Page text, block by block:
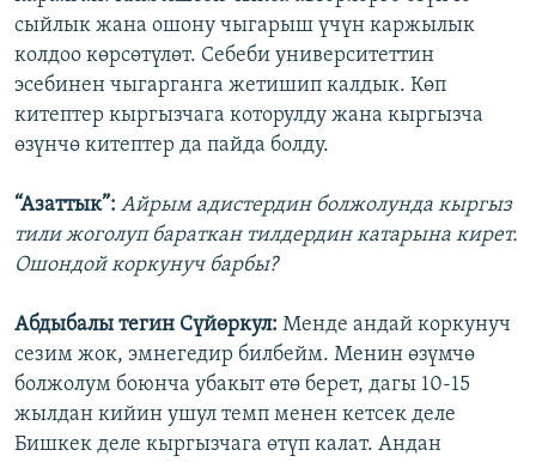
сыйлык жана ошону чыгарыш үчүн каржылык
колдоо көрсөтүлөт. Себеби университеттин
эсебинен чыгарганга жетишип калдык. Көп
китептер кыргызчага которулду жана кыргызча
өзүнчө китептер да пайда болду.
“Азаттык”: Айрым адистердин болжолунда кыргыз
тили жоголуп бараткан тилдердин катарына кирет.
Ошондой коркунуч барбы?
Абдыбалы тегин Сүйөркул: Менде андай коркунуч
сезим жок, эмнегедир билбейм. Менин өзүмчө
болжолум боюнча убакыт өтө берет, дагы 10-15
жылдан кийин ушул темп менен кетсек деле
Бишкек деле кыргызчага өтүп калат. Андан